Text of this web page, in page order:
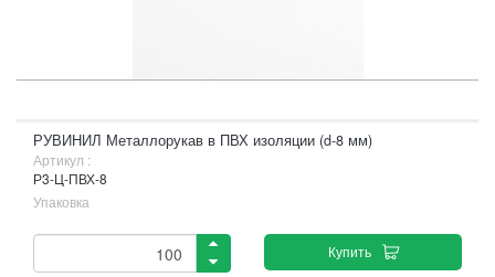
РУВИНИЛ Металлорукав в ПВХ изоляции (d-8 мм)
Артикул :
Р3-Ц-ПВХ-8
Упаковка
Купить